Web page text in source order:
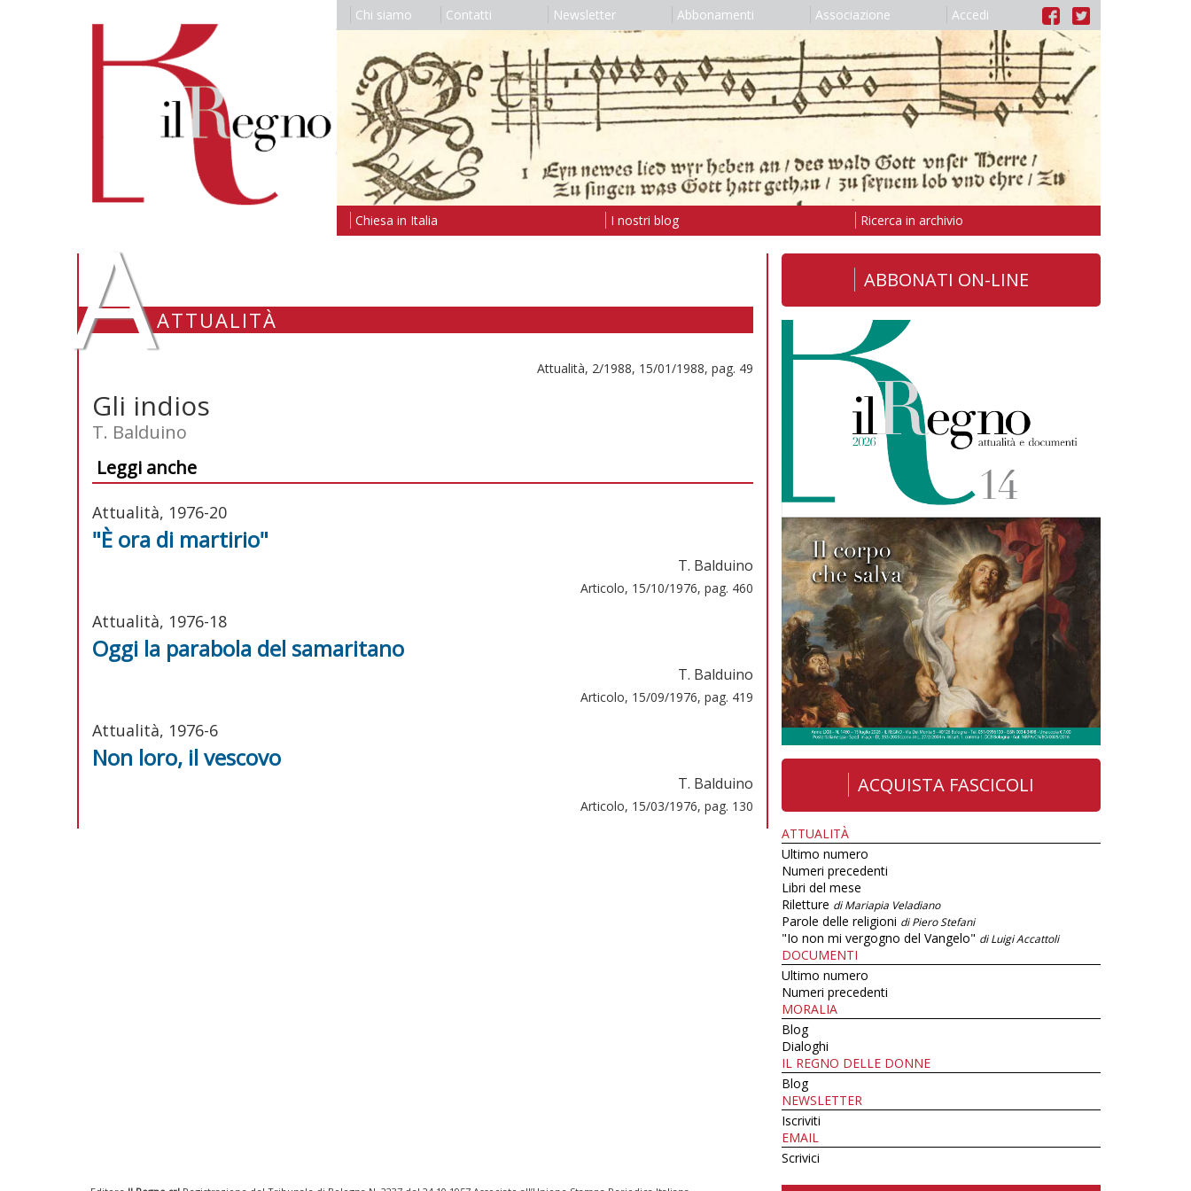
Chi siamo Contatti Newsletter Abbonamenti Associazione Accedi
Chiesa in Italia I nostri blog Ricerca in archivio
AATTUALITÀ
Attualità, 2/1988, 15/01/1988, pag. 49
Gli indios
T. Balduino
Leggi anche
Attualità, 1976-20
"È ora di martirio"
T. Balduino
Articolo, 15/10/1976, pag. 460
Attualità, 1976-18
Oggi la parabola del samaritano
T. Balduino
Articolo, 15/09/1976, pag. 419
Attualità, 1976-6
Non loro, il vescovo
T. Balduino
Articolo, 15/03/1976, pag. 130
ABBONATI ON-LINE
ACQUISTA FASCICOLI
ATTUALITÀ
Ultimo numero
Numeri precedenti
Libri del mese
Riletture di Mariapia Veladiano
Parole delle religioni di Piero Stefani
"Io non mi vergogno del Vangelo" di Luigi Accattoli
DOCUMENTI
Ultimo numero
Numeri precedenti
MORALIA
Blog
Dialoghi
IL REGNO DELLE DONNE
Blog
NEWSLETTER
Iscriviti
EMAIL
Scrivici